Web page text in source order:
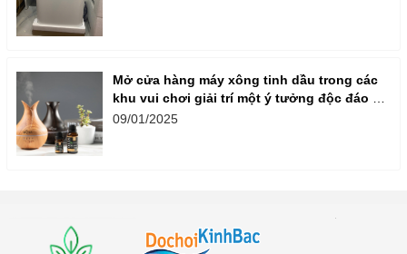
Mở cửa hàng máy xông tinh dầu trong các
khu vui chơi giải trí một ý tưởng độc đáo và
thu hút khách hàng,
09/01/2025